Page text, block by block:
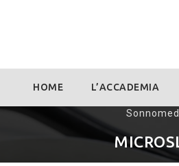
HOME L’ACCADEMIA
Sonnomed